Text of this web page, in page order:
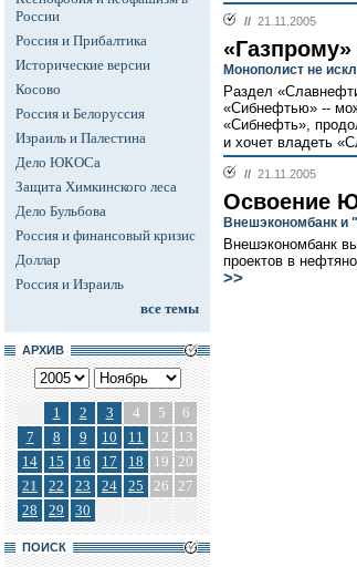
России
Россия и Прибалтика
Исторические версии
Косово
Россия и Белоруссия
Израиль и Палестина
Дело ЮКОСа
Защита Химкинского леса
Дело Бульбова
Россия и финансовый кризис
Доллар
Россия и Израиль
все темы
АРХИВ
1 2 3 4 5
6
7
8 9 10 11 12
13
14
15 16 17 18 19 20
21
22 23 24 25 26 27
28
29 30
ПОИСК
// 21.11.2005
Монополист не
Раздел
«Сибнефтью» --
«Сибнефть»,
и хочет владеть
// 21.11.2005
Освоение
Внешэкономбанк и
Внешэкономбанк
проектов в
>>